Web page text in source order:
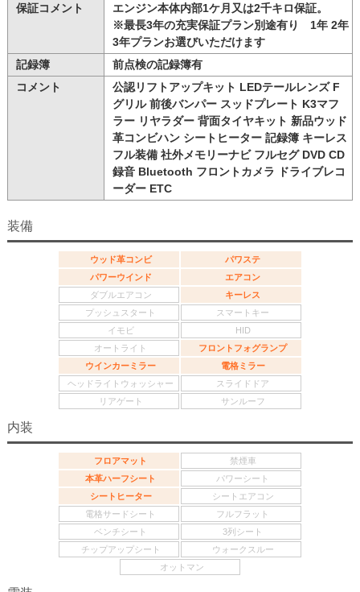
保証コメント
エンジン本体内部1ケ月又は2千キロ保証。
※最長3年の充実保証プラン別途有り 1年 2年
3年プランお選びいただけます
記録簿
前点検の記録簿有
コメント
公認リフトアップキット LEDテールレンズ F
グリル 前後バンパー スッドプレート K3マフ
ラー リヤラダー 背面タイヤキット 新品ウッド
革コンビハン シートヒーター 記録簿 キーレス
フル装備 社外メモリーナビ フルセグ DVD CD
録音 Bluetooth フロントカメラ ドライブレコ
ーダー ETC
装備
ウッド革コンビ
パワステ
パワーウインド
エアコン
ダブルエアコン
キーレス
プッシュスタート
スマートキー
イモビ
HID
オートライト
フロントフォグランプ
ウインカーミラー
電格ミラー
ヘッドライトウォッシャー
スライドドア
リアゲート
サンルーフ
内装
フロアマット
禁煙車
本革ハーフシート
パワーシート
シートヒーター
シートエアコン
電格サードシート
フルフラット
ベンチシート
3列シート
チップアップシート
ウォークスルー
オットマン